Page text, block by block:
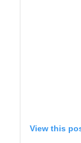
View this